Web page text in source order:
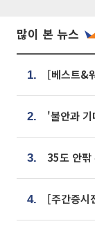
많이 본 뉴스
1.
2.
3.
4.